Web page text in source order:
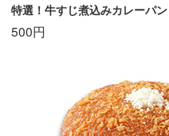
特選！牛すじ煮込みカレーパン
500円